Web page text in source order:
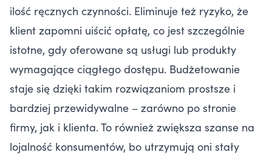
ilość ręcznych czynności. Eliminuje też ryzyko, że
klient zapomni uiścić opłatę, co jest szczególnie
istotne, gdy oferowane są usługi lub produkty
wymagające ciągłego dostępu. Budżetowanie
staje się dzięki takim rozwiązaniom prostsze i
bardziej przewidywalne – zarówno po stronie
firmy, jak i klienta. To również zwiększa szanse na
lojalność konsumentów, bo utrzymują oni stały